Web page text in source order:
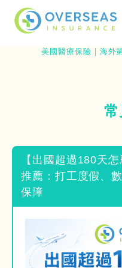
美國醫療保險｜海外
常
【出國超過180天
推薦：打工度假、
保障